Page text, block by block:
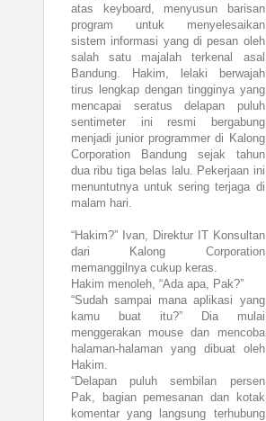
atas keyboard, menyusun barisan
program untuk menyelesaikan
sistem informasi yang di pesan oleh
salah satu majalah terkenal asal
Bandung. Hakim, lelaki berwajah
tirus lengkap dengan tingginya yang
mencapai seratus delapan puluh
sentimeter ini resmi bergabung
menjadi junior programmer di Kalong
Corporation Bandung sejak tahun
dua ribu tiga belas lalu. Pekerjaan ini
menuntutnya untuk sering terjaga di
malam hari.
“Hakim?” Ivan, Direktur IT Konsultan
dari Kalong Corporation
memanggilnya cukup keras.
Hakim menoleh, “Ada apa, Pak?”
“Sudah sampai mana aplikasi yang
kamu buat itu?” Dia mulai
menggerakan mouse dan mencoba
halaman-halaman yang dibuat oleh
Hakim.
“Delapan puluh sembilan persen
Pak, bagian pemesanan dan kotak
komentar yang langsung terhubung